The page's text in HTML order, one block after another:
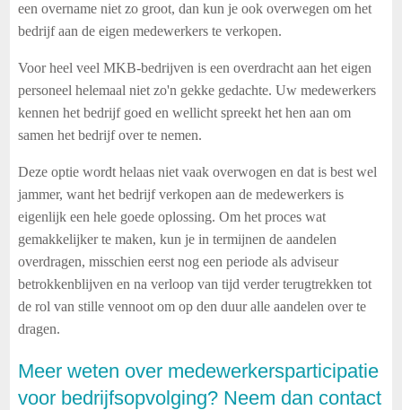
een overname niet zo groot, dan kun je ook overwegen om het
bedrijf aan de eigen medewerkers te verkopen.
Voor heel veel MKB-bedrijven is een overdracht aan het eigen
personeel helemaal niet zo'n gekke gedachte. Uw medewerkers
kennen het bedrijf goed en wellicht spreekt het hen aan om
samen het bedrijf over te nemen.
Deze optie wordt helaas niet vaak overwogen en dat is best wel
jammer, want het bedrijf verkopen aan de medewerkers is
eigenlijk een hele goede oplossing. Om het proces wat
gemakkelijker te maken, kun je in termijnen de aandelen
overdragen, misschien eerst nog een periode als adviseur
betrokkenblijven en na verloop van tijd verder terugtrekken tot
de rol van stille vennoot om op den duur alle aandelen over te
dragen.
Meer weten over medewerkersparticipatie
voor bedrijfsopvolging? Neem dan contact